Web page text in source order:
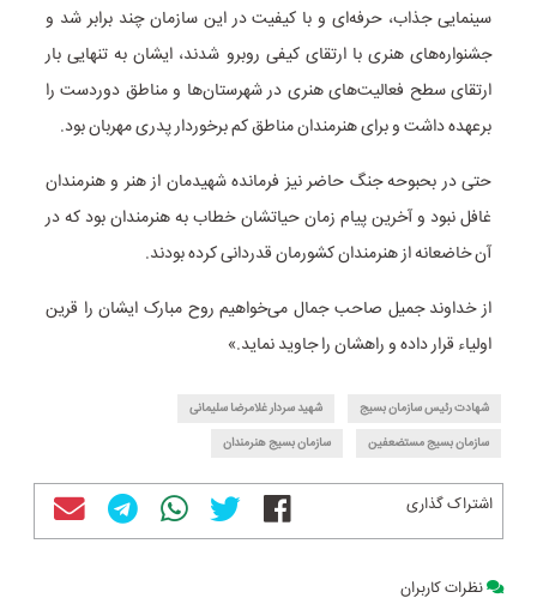
سینمایی جذاب، حرفه‌ای و با کیفیت در این سازمان چند برابر شد و
جشنواره‌های هنری با ارتقای کیفی روبرو شدند، ایشان به تنهایی بار
ارتقای سطح فعالیت‌های هنری در شهرستان‌ها و مناطق دوردست را
برعهده داشت و برای هنرمندان مناطق کم برخوردار پدری مهربان بود.
حتی در بحبوحه جنگ حاضر نیز فرمانده شهیدمان از هنر و هنرمندان
غافل نبود و آخرین پیام زمان حیاتشان خطاب به هنرمندان بود که در
آن خاضعانه از هنرمندان کشورمان قدردانی کرده بودند.
از خداوند جمیل صاحب جمال می‌خواهیم روح مبارک ایشان را قرین
اولیاء قرار داده و راهشان را جاوید نماید.»
شهادت رئیس سازمان بسیج
شهید سردار غلامرضا سلیمانی
سازمان بسیج مستضعفین
سازمان بسیج هنرمندان
اشتراک گذاری
نظرات کاربران